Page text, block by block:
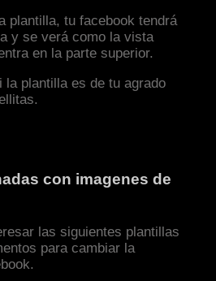
plantilla, tu facebook tendrá
y se verá como la vista
en la parte superior.
la plantilla es de tu agrado
con imagenes de
las siguientes plantillas
para cambiar la